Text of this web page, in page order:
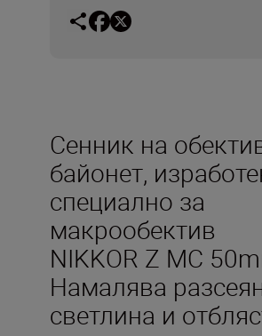
Сенник на
байонет,
специално за
макрообектив
NIKKOR Z MC
Намалява
светлина и